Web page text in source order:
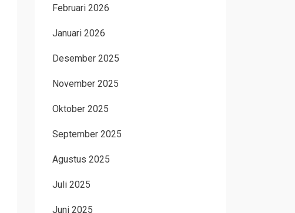
Februari 2026
Januari 2026
Desember 2025
November 2025
Oktober 2025
September 2025
Agustus 2025
Juli 2025
Juni 2025